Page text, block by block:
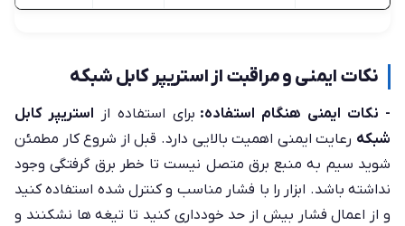
نکات ایمنی و مراقبت از استریپر کابل شبکه
- نکات ایمنی هنگام استفاده: برای استفاده از استریپر کابل
شبکه رعایت ایمنی اهمیت بالایی دارد. قبل از شروع کار مطمئن
شوید سیم به منبع برق متصل نیست تا خطر برق گرفتگی وجود
نداشته باشد. ابزار را با فشار مناسب و کنترل شده استفاده کنید
و از اعمال فشار بیش از حد خودداری کنید تا تیغه ها نشکنند و